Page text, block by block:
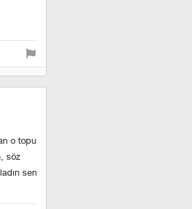
o topu
söz
sen